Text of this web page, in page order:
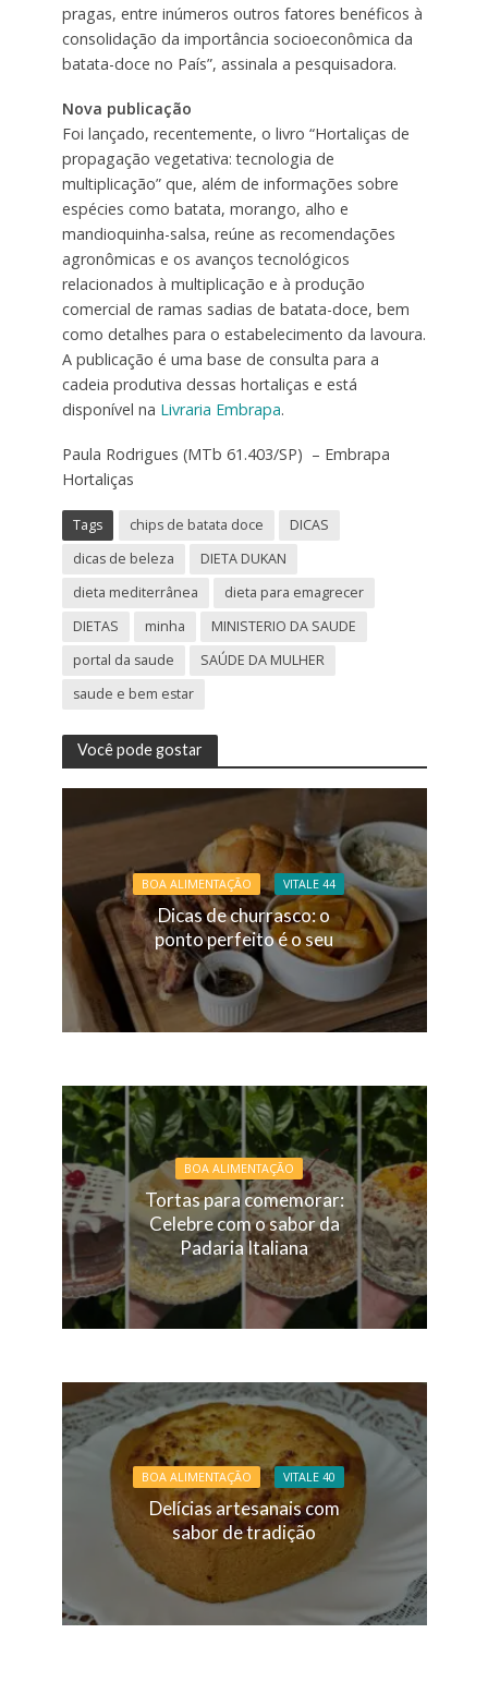
pragas, entre inúmeros outros fatores benéficos à
consolidação da importância socioeconômica da
batata-doce no País”, assinala a pesquisadora.
Nova publicação
Foi lançado, recentemente, o livro “Hortaliças de
propagação vegetativa: tecnologia de
multiplicação” que, além de informações sobre
espécies como batata, morango, alho e
mandioquinha-salsa, reúne as recomendações
agronômicas e os avanços tecnológicos
relacionados à multiplicação e à produção
comercial de ramas sadias de batata-doce, bem
como detalhes para o estabelecimento da lavoura.
A publicação é uma base de consulta para a
cadeia produtiva dessas hortaliças e está
disponível na Livraria Embrapa.
Paula Rodrigues (MTb 61.403/SP) – Embrapa
Hortaliças
Tags chips de batata doce
DICAS
dicas de beleza
DIETA DUKAN
dieta mediterrânea
dieta para emagrecer
DIETAS
minha
MINISTERIO DA SAUDE
portal da saude
SAÚDE DA MULHER
saude e bem estar
Você pode gostar
BOA ALIMENTAÇÃO VITALE 44
Dicas de churrasco: o
ponto perfeito é o seu
BOA ALIMENTAÇÃO
Tortas para comemorar:
Celebre com o sabor da
Padaria Italiana
BOA ALIMENTAÇÃO VITALE 40
Delícias artesanais com
sabor de tradição